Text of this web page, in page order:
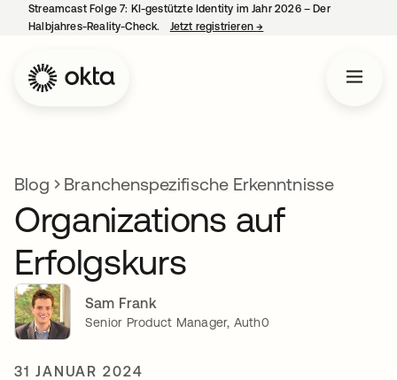
Streamcast Folge 7: KI-gestützte Identity im Jahr 2026 – Der
Halbjahres-Reality-Check.
Jetzt registrieren→
Blog Branchenspezifische Erkenntnisse
Organizations auf
Erfolgskurs
Sam Frank
Senior Product Manager, Auth0
31 JANUAR 2024